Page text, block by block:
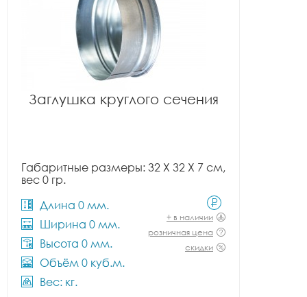
Заглушка круглого сечения
Габаритные размеры: 32 X 32 X 7 см,
вес 0 гр.
Длина 0 мм.
Ширина 0 мм.
Высота 0 мм.
Объём 0 куб.м.
Вес: кг.
+ в наличии
розничная цена
скидки